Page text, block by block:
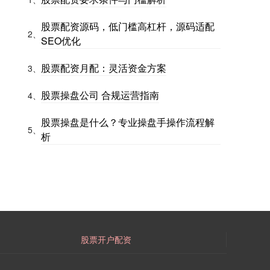
2、
股票配资源码，低门槛高杠杆，源码适配
SEO优化
3、 股票配资月配：灵活资金方案
4、 股票操盘公司 合规运营指南
5、
股票操盘是什么？专业操盘手操作流程解
析
股票开户配资